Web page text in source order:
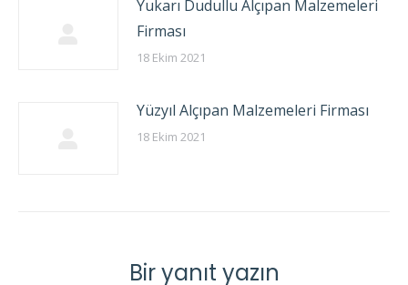
Yukarı Dudullu Alçıpan Malzemeleri
Firması
18 Ekim 2021
Yüzyıl Alçıpan Malzemeleri Firması
18 Ekim 2021
Bir yanıt yazın